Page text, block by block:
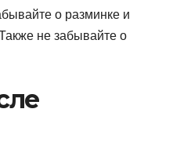
о разминке и
не забывайте о